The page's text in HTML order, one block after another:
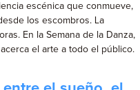
escénica que conmueve,
los escombros. La
En la Semana de la Danza,
el arte a todo el público.